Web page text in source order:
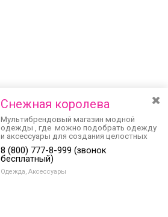
Снежная королева
Мультибрендовый магазин модной
одежды , где можно подобрать одежду
и аксессуары для создания целостных
модных и гармоничных образов на
разные случаи жизни и любую погоду.
8 (800) 777-8-999 (звонок
бесплатный)
Одежда, Аксессуары